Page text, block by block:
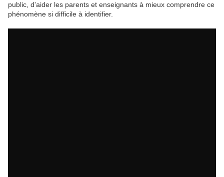
public, d'aider les parents et enseignants à mieux comprendre ce
phénomène si difficile à identifier.